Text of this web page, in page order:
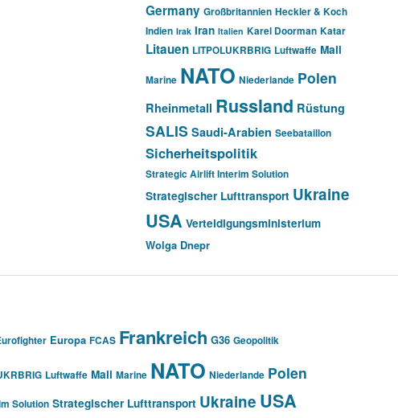
Germany Großbritannien Heckler & Koch
Indien Irak Iran Italien Karel Doorman Katar
Litauen LITPOLUKRBRIG Luftwaffe Mali
Marine NATO Niederlande Polen
Rheinmetall Russland Rüstung
SALIS Saudi-Arabien Seebataillon
Sicherheitspolitik
Strategic Airlift Interim Solution
Strategischer Lufttransport Ukraine
USA Verteidigungsministerium
Wolga Dnepr
Europa FCAS Frankreich G36 Geopolitik
Luftwaffe Mali Marine NATO Niederlande Polen
Solution Strategischer Lufttransport Ukraine USA